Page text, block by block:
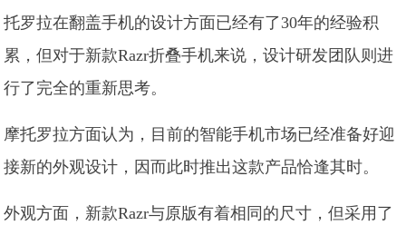
托罗拉在翻盖手机的设计方面已经有了30年的经验积
累，但对于新款Razr折叠手机来说，设计研发团队则进
行了完全的重新思考。
摩托罗拉方面认为，目前的智能手机市场已经准备好迎
接新的外观设计，因而此时推出这款产品恰逢其时。
外观方面，新款Razr与原版有着相同的尺寸，但采用了